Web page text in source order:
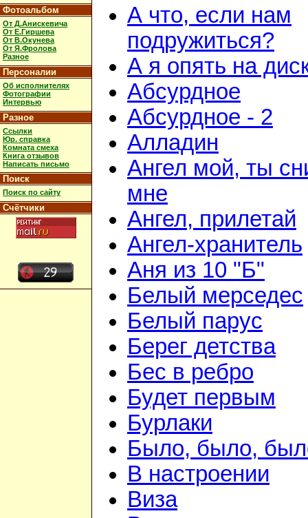
Фотоальбом
От Д.Анискевича
От Е.Гиршева
От В.Окунева
От Я.Фролова
Разное
Персоналии
Об исполнителях
Фотографии
Интервью
Разное
Ссылки
Юр. справка
Комната смеха
Книга отзывов
Написать письмо
Поиск
Поиск по сайту
Счётчики
А что, если нам
подружиться?
А я опять на
Абсурдное
Абсурдное - 2
Алладин
Ангел мой, ты
мне
Ангел, прилетай
Ангел-хранитель
Аня из 10 "Б"
Белый мерседес
Белый парус
Берег детства
Бес в ребро
Будет первым
Бурлаки
Было, было,
В настроении
Виза